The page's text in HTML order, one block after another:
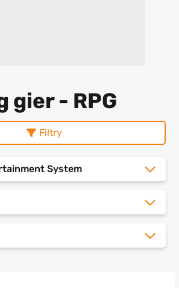
gier - RPG
Filtry
System